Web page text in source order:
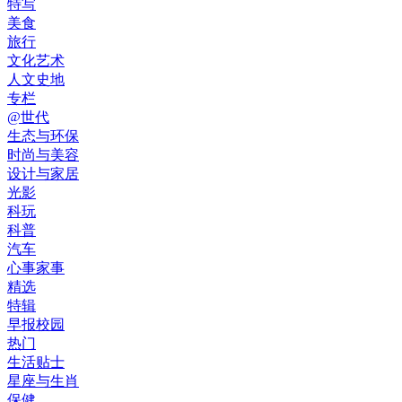
特写
美食
旅行
文化艺术
人文史地
专栏
@世代
生态与环保
时尚与美容
设计与家居
光影
科玩
科普
汽车
心事家事
精选
特辑
早报校园
热门
生活贴士
星座与生肖